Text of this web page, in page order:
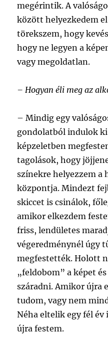
megérintik. A
között helyezkedem
törekszem, hogy
hogy ne legyen a
vagy megoldatlan.
– Hogyan éli meg az
– Mindig egy
gondolatból indulok
képzeletben
tagolások, hogy
színekre helyezzem a
központja. Mindezt
skiccet is csinálok,
amikor elkezdem
friss, lendületes
végeredménynél úgy
megfestették. Holott
„feldobom” a képet
száradni. Amikor újra
tudom, vagy nem
Néha eltelik egy fél év
újra festem.